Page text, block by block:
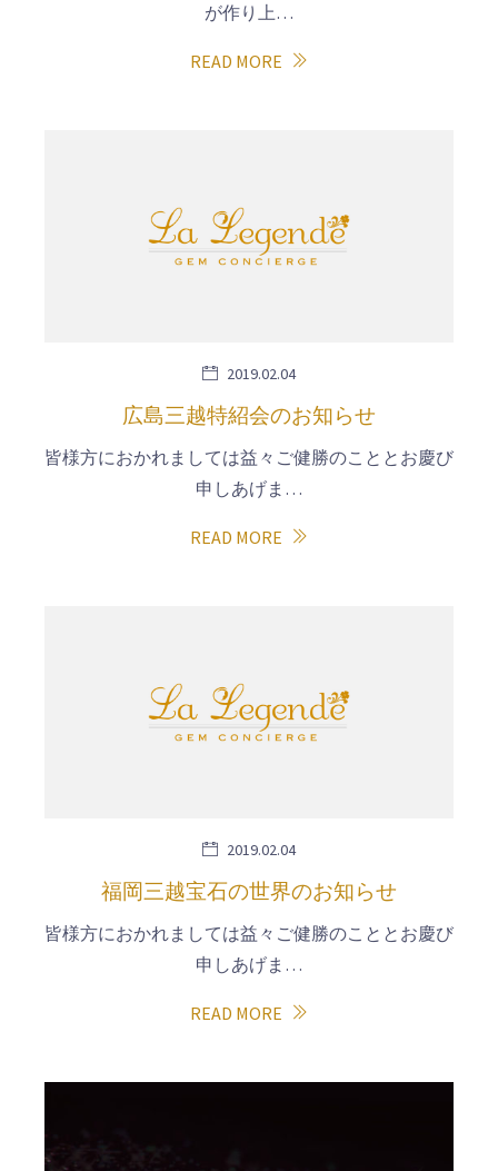
が作り上…
READ MORE
2019.02.04
広島三越特紹会のお知らせ
皆様方におかれましては益々ご健勝のこととお慶び
申しあげま…
READ MORE
2019.02.04
福岡三越宝石の世界のお知らせ
皆様方におかれましては益々ご健勝のこととお慶び
申しあげま…
READ MORE